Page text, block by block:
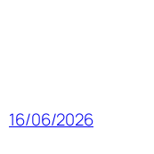
16/06/2026